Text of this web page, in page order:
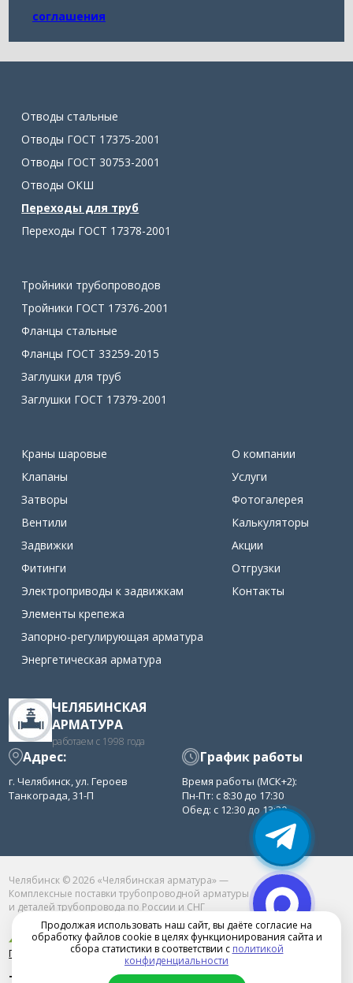
соглашения
Отводы стальные
Отводы ГОСТ 17375-2001
Отводы ГОСТ 30753-2001
Отводы ОКШ
Переходы для труб
Переходы ГОСТ 17378-2001
Тройники трубопроводов
Тройники ГОСТ 17376-2001
Фланцы стальные
Фланцы ГОСТ 33259-2015
Заглушки для труб
Заглушки ГОСТ 17379-2001
Краны шаровые
Клапаны
Затворы
Вентили
Задвижки
Фитинги
Электроприводы к задвижкам
Элементы крепежа
Запорно-регулирующая арматура
Энергетическая арматура
О компании
Услуги
Фотогалерея
Калькуляторы
Акции
Отгрузки
Контакты
ЧЕЛЯБИНСКАЯ
АРМАТУРА
работаем с 1998 года
Адрес:
г. Челябинск, ул. Героев
Танкограда, 31-П
График работы
Время работы (МСК+2):
Пн-Пт: с 8:30 до 17:30
Обед: с 12:30 до 13:30
Челябинск © 2026 «Челябинская арматура» —
Комплексные поставки трубопроводной арматуры
и деталей трубопровода по России и СНГ
Продвижение сайта в Челябинске
+7(351)222-11-20
Продолжая использовать наш сайт, вы даёте согласие на
обработку файлов cookie в целях функционирования сайта и
сбора статистики в соответствии с политикой
конфиденциальности